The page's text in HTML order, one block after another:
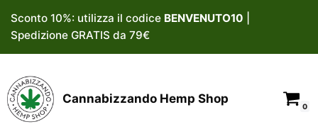
Vai
al
contenuto
Sconto 10%: utilizza il codice BENVENUTO10
Spedizione GRATIS da 79€
Cannabizzando Hemp Shop
0